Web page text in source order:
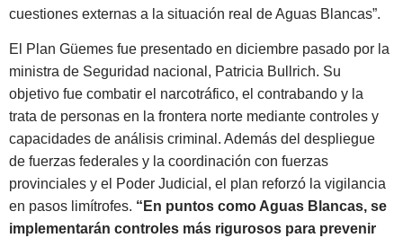
cuestiones externas a la situación real de Aguas Blancas”.
El Plan Güemes fue presentado en diciembre pasado por la
ministra de Seguridad nacional, Patricia Bullrich. Su
objetivo fue combatir el narcotráfico, el contrabando y la
trata de personas en la frontera norte mediante controles y
capacidades de análisis criminal. Además del despliegue
de fuerzas federales y la coordinación con fuerzas
provinciales y el Poder Judicial, el plan reforzó la vigilancia
en pasos limítrofes. “En puntos como Aguas Blancas, se
implementarán controles más rigurosos para prevenir